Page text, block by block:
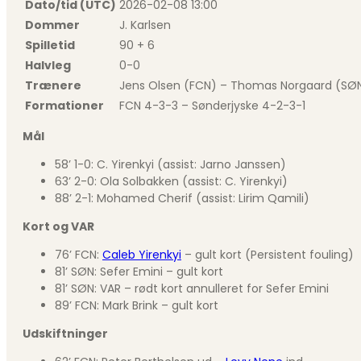
Dato/tid (UTC) 2026-02-08 13:00
Dommer
J. Karlsen
Spilletid
90 + 6
Halvleg
0-0
Trænere
Jens Olsen (FCN) – Thomas Norgaard
Formationer
FCN 4-3-3 – Sønderjyske 4-2-3-1
Mål
58’ 1-0: C. Yirenkyi (assist: Jarno Janssen)
63’ 2-0: Ola Solbakken (assist: C. Yirenkyi)
88’ 2-1: Mohamed Cherif (assist: Lirim Qamili)
Kort og VAR
76’ FCN: Caleb Yirenkyi – gult kort (Persistent fouling)
81’ SØN: Sefer Emini – gult kort
81’ SØN: VAR – rødt kort annulleret for Sefer Emini
89’ FCN: Mark Brink – gult kort
Udskiftninger